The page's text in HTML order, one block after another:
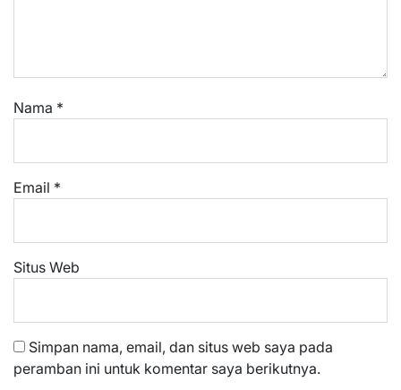
Nama *
Email *
Situs Web
Simpan nama, email, dan situs web saya pada
peramban ini untuk komentar saya berikutnya.